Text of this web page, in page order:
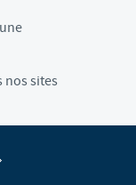
nos sites